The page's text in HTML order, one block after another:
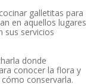
galletitas para
en aquellos lugares
sus servicios
donde
conocer la flora y
conservarla.